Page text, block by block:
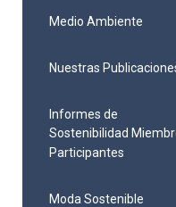
Medio Ambiente
Nuestras
Informes de
Sostenibilidad
Participantes
Moda Sostenible